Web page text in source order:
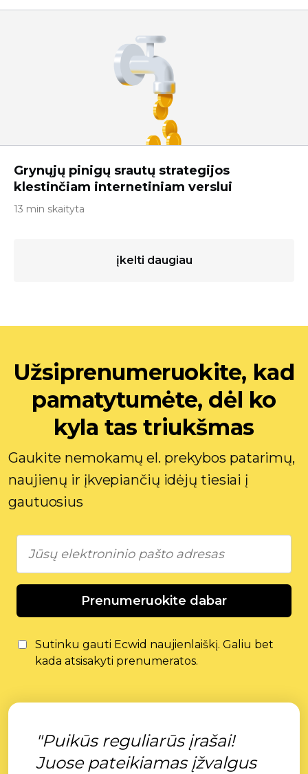
Grynųjų pinigų srautų strategijos
klestinčiam internetiniam verslui
13 min skaityta
įkelti daugiau
Užsiprenumeruokite, kad
pamatytumėte, dėl ko
kyla tas triukšmas
Gaukite nemokamų el. prekybos patarimų,
naujienų ir įkvepiančių idėjų tiesiai į
gautuosius
Prenumeruokite dabar
Sutinku gauti Ecwid naujienlaiškį. Galiu bet
kada atsisakyti prenumeratos.
"Puikūs reguliarūs įrašai!
Juose pateikiamas įžvalgus